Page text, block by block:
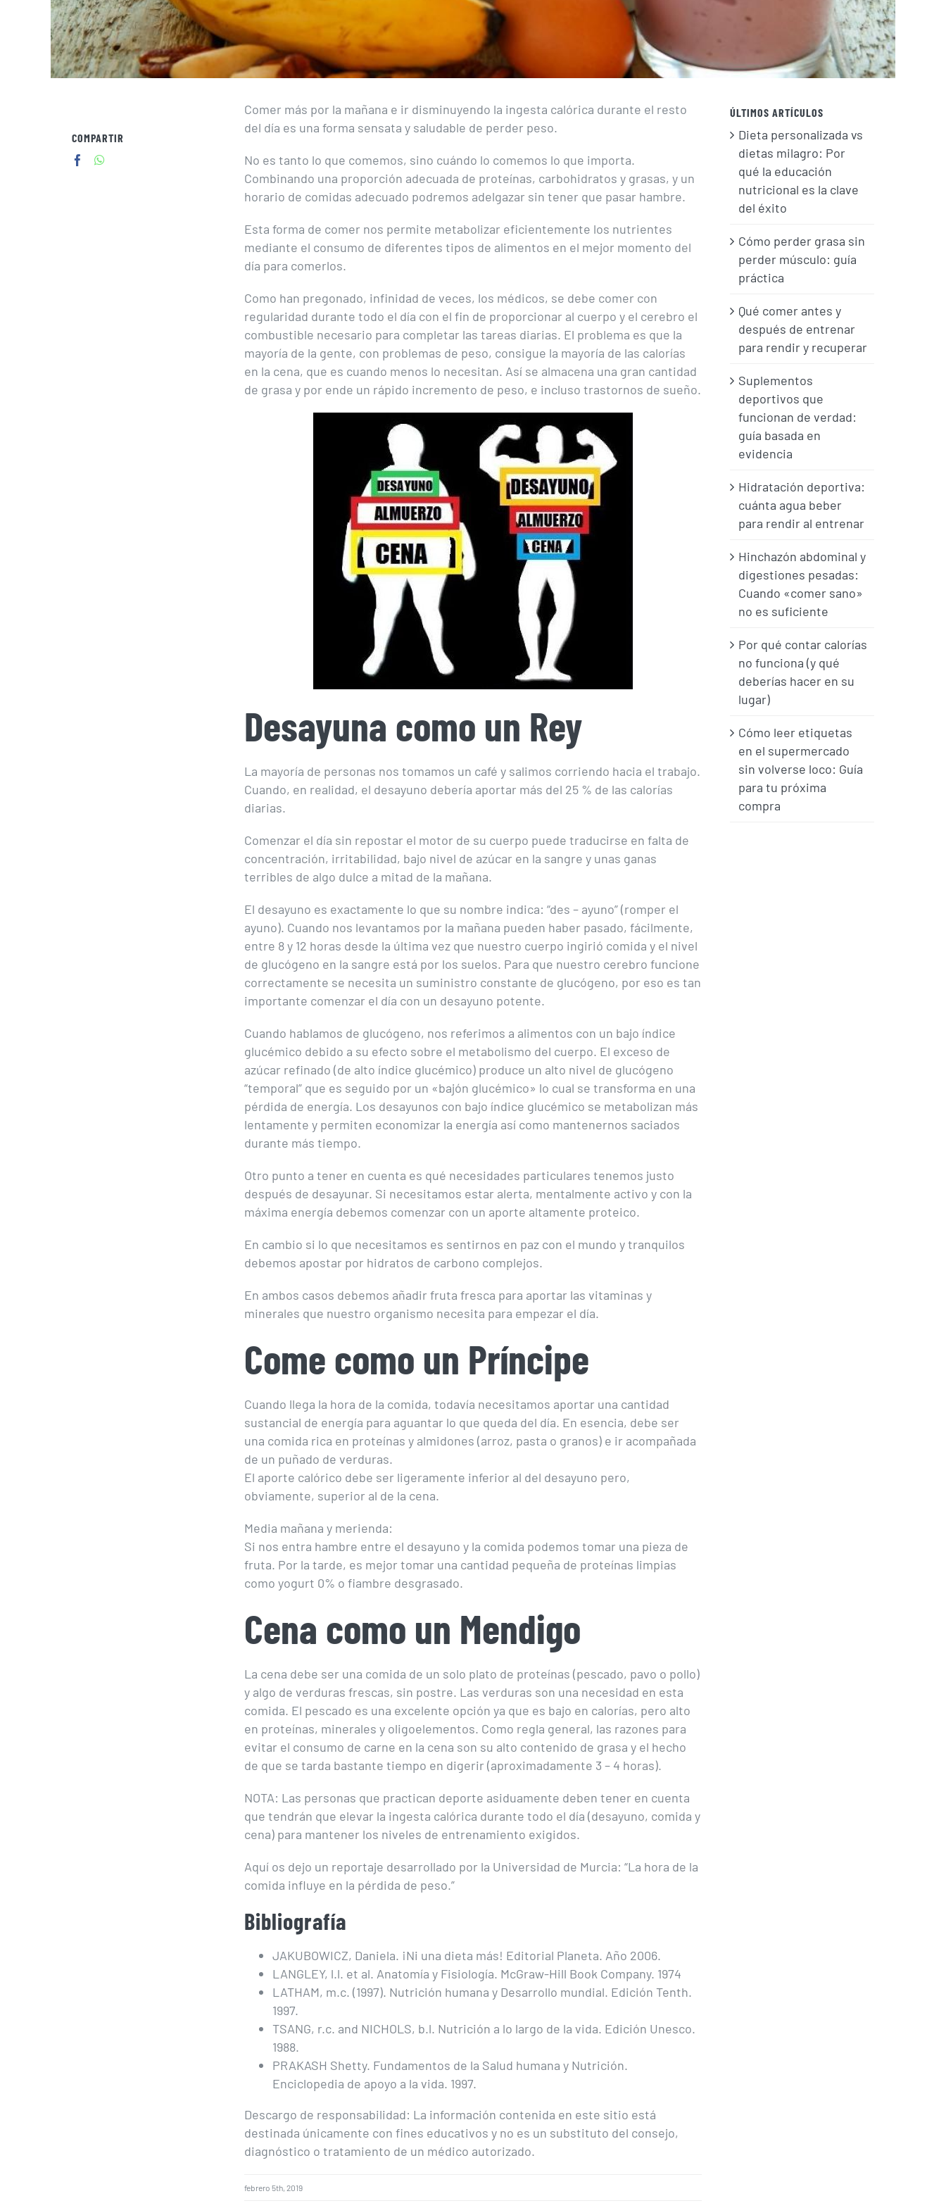
Comer más por la mañana e ir disminuyendo la ingesta calórica durante el resto
del día es una forma sensata y saludable de perder peso.
No es tanto lo que comemos, sino cuándo lo comemos lo que importa.
Combinando una proporción adecuada de proteínas, carbohidratos y grasas, y un
horario de comidas adecuado podremos adelgazar sin tener que pasar hambre.
Esta forma de comer nos permite metabolizar eficientemente los nutrientes
mediante el consumo de diferentes tipos de alimentos en el mejor momento del
día para comerlos.
Como han pregonado, infinidad de veces, los médicos, se debe comer con
regularidad durante todo el día con el fin de proporcionar al cuerpo y el cerebro el
combustible necesario para completar las tareas diarias. El problema es que la
mayoría de la gente, con problemas de peso, consigue la mayoría de las calorías
en la cena, que es cuando menos lo necesitan. Así se almacena una gran cantidad
de grasa y por ende un rápido incremento de peso, e incluso trastornos de sueño.
Desayuna como un Rey
La mayoría de personas nos tomamos un café y salimos corriendo hacia el trabajo.
Cuando, en realidad, el desayuno debería aportar más del 25 % de las calorías
diarias.
Comenzar el día sin repostar el motor de su cuerpo puede traducirse en falta de
concentración, irritabilidad, bajo nivel de azúcar en la sangre y unas ganas
terribles de algo dulce a mitad de la mañana.
El desayuno es exactamente lo que su nombre indica: “des – ayuno” (romper el
ayuno). Cuando nos levantamos por la mañana pueden haber pasado, fácilmente,
entre 8 y 12 horas desde la última vez que nuestro cuerpo ingirió comida y el nivel
de glucógeno en la sangre está por los suelos. Para que nuestro cerebro funcione
correctamente se necesita un suministro constante de glucógeno, por eso es tan
importante comenzar el día con un desayuno potente.
Cuando hablamos de glucógeno, nos referimos a alimentos con un bajo índice
glucémico debido a su efecto sobre el metabolismo del cuerpo. El exceso de
azúcar refinado (de alto índice glucémico) produce un alto nivel de glucógeno
“temporal” que es seguido por un «bajón glucémico» lo cual se transforma en una
pérdida de energía. Los desayunos con bajo índice glucémico se metabolizan más
lentamente y permiten economizar la energía así como mantenernos saciados
durante más tiempo.
Otro punto a tener en cuenta es qué necesidades particulares tenemos justo
después de desayunar. Si necesitamos estar alerta, mentalmente activo y con la
máxima energía debemos comenzar con un aporte altamente proteico.
En cambio si lo que necesitamos es sentirnos en paz con el mundo y tranquilos
debemos apostar por hidratos de carbono complejos.
En ambos casos debemos añadir fruta fresca para aportar las vitaminas y
minerales que nuestro organismo necesita para empezar el día.
Come como un Príncipe
Cuando llega la hora de la comida, todavía necesitamos aportar una cantidad
sustancial de energía para aguantar lo que queda del día. En esencia, debe ser
una comida rica en proteínas y almidones (arroz, pasta o granos) e ir acompañada
de un puñado de verduras.
El aporte calórico debe ser ligeramente inferior al del desayuno pero,
obviamente, superior al de la cena.
Media mañana y merienda:
Si nos entra hambre entre el desayuno y la comida podemos tomar una pieza de
fruta. Por la tarde, es mejor tomar una cantidad pequeña de proteínas limpias
como yogurt 0% o fiambre desgrasado.
Cena como un Mendigo
La cena debe ser una comida de un solo plato de proteínas (pescado, pavo o pollo)
y algo de verduras frescas, sin postre. Las verduras son una necesidad en esta
comida. El pescado es una excelente opción ya que es bajo en calorías, pero alto
en proteínas, minerales y oligoelementos. Como regla general, las razones para
evitar el consumo de carne en la cena son su alto contenido de grasa y el hecho
de que se tarda bastante tiempo en digerir (aproximadamente 3 – 4 horas).
NOTA: Las personas que practican deporte asiduamente deben tener en cuenta
que tendrán que elevar la ingesta calórica durante todo el día (desayuno, comida y
cena) para mantener los niveles de entrenamiento exigidos.
Aquí os dejo un reportaje desarrollado por la Universidad de Murcia: “La hora de la
comida influye en la pérdida de peso.”
Bibliografía
JAKUBOWICZ, Daniela. ¡Ni una dieta más! Editorial Planeta. Año 2006.
LANGLEY, l.l. et al. Anatomía y Fisiología. McGraw-Hill Book Company. 1974
LATHAM, m.c. (1997). Nutrición humana y Desarrollo mundial. Edición Tenth.
1997.
TSANG, r.c. and NICHOLS, b.l. Nutrición a lo largo de la vida. Edición Unesco.
1988.
PRAKASH Shetty. Fundamentos de la Salud humana y Nutrición.
Enciclopedia de apoyo a la vida. 1997.
Descargo de responsabilidad: La información contenida en este sitio está
destinada únicamente con fines educativos y no es un substituto del consejo,
diagnóstico o tratamiento de un médico autorizado.
febrero 5th, 2019
COMPARTIR
ÚLTIMOS ARTÍCULOS
Dieta personalizada vs
dietas milagro: Por
qué la educación
nutricional es la clave
del éxito
Cómo perder grasa sin
perder músculo: guía
práctica
Qué comer antes y
después de entrenar
para rendir y recuperar
Suplementos
deportivos que
funcionan de verdad:
guía basada en
evidencia
Hidratación deportiva:
cuánta agua beber
para rendir al entrenar
Hinchazón abdominal y
digestiones pesadas:
Cuando «comer sano»
no es suficiente
Por qué contar calorías
no funciona (y qué
deberías hacer en su
lugar)
Cómo leer etiquetas
en el supermercado
sin volverse loco: Guía
para tu próxima
compra